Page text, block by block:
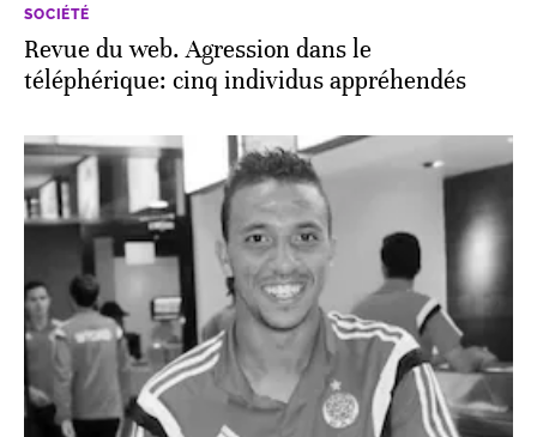
SOCIÉTÉ
Revue du web. Agression dans le
téléphérique: cinq individus appréhendés